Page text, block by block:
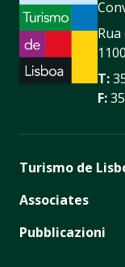
T:
F:
Turismo de
Associates
Pubblicazioni